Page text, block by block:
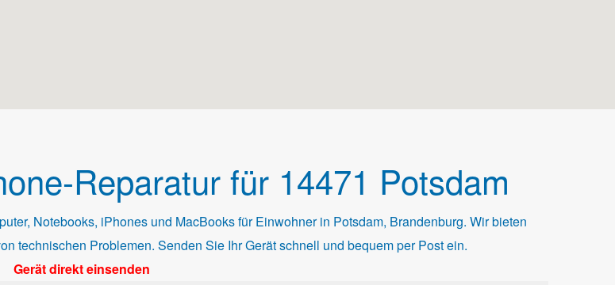
Reparatur für 14471 Potsdam
Notebooks, iPhones und MacBooks für Einwohner in Potsdam, Brandenburg. Wir bieten
technischen Problemen. Senden Sie Ihr Gerät schnell und bequem per Post ein.
Gerät direkt einsenden